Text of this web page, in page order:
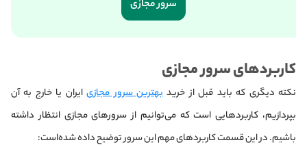
سرور مجازی
کاربردهای سرور مجازی
نکته دیگری که باید قبل از خرید بهترین سرور مجازیایران یا خارج به آن
بپردازیم، کاربردهایی است که می‌توانیم از سرورهای مجازی انتظار داشته
باشیم. در این قسمت کاربردهای مهم این سرور توضیح داده شده‌است: